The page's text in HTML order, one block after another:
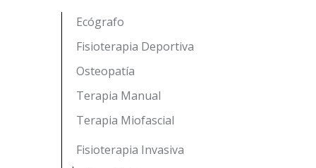
Ecógrafo
Fisioterapia Deportiva
Osteopatía
Terapia Manual
Terapia Miofascial
Fisioterapia Invasiva